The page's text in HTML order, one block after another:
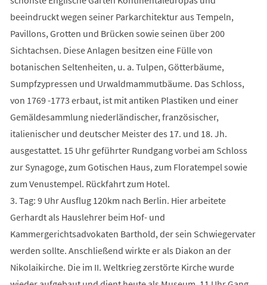
beeindruckt wegen seiner Parkarchitektur aus Tempeln,
Pavillons, Grotten und Brücken sowie seinen über 200
Sichtachsen. Diese Anlagen besitzen eine Fülle von
botanischen Seltenheiten, u. a. Tulpen, Götterbäume,
Sumpfzypressen und Urwaldmammutbäume. Das Schloss,
von 1769 -1773 erbaut, ist mit antiken Plastiken und einer
Gemäldesammlung niederländischer, französischer,
italienischer und deutscher Meister des 17. und 18. Jh.
ausgestattet. 15 Uhr geführter Rundgang vorbei am Schloss
zur Synagoge, zum Gotischen Haus, zum Floratempel sowie
zum Venustempel. Rückfahrt zum Hotel.
3. Tag: 9 Uhr Ausflug 120km nach Berlin. Hier arbeitete
Gerhardt als Hauslehrer beim Hof- und
Kammergerichtsadvokaten Barthold, der sein Schwiegervater
werden sollte. Anschließend wirkte er als Diakon an der
Nikolaikirche. Die im II. Weltkrieg zerstörte Kirche wurde